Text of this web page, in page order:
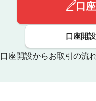
口
口座開
口座開設からお取引の流